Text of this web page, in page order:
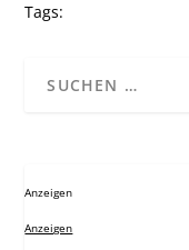
Tags:
Anzeigen
Anzeigen